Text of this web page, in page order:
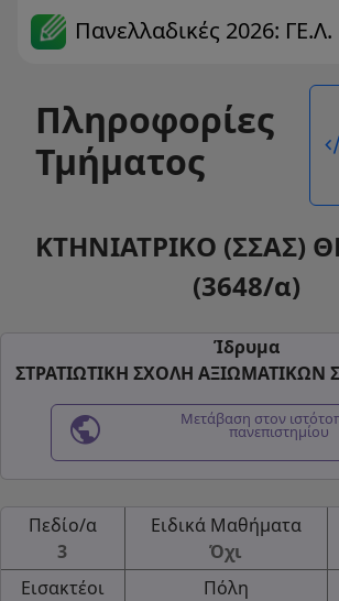
Πανελλαδικές 2026: ΓΕ.Λ.
Πληροφορίες
Τμήματος
ΚΤΗΝΙΑΤΡΙΚΟ (ΣΣΑΣ)
(3648/α)
Ίδρυμα
ΣΤΡΑΤΙΩΤΙΚΗ ΣΧΟΛΗ ΑΞΙΩΜΑΤΙΚΩΝ
public Μετάβαση στον
πανεπιστημίου
Πεδίο/α
3
Ειδικά Μαθήματα
Όχι
Εισακτέοι
Πόλη